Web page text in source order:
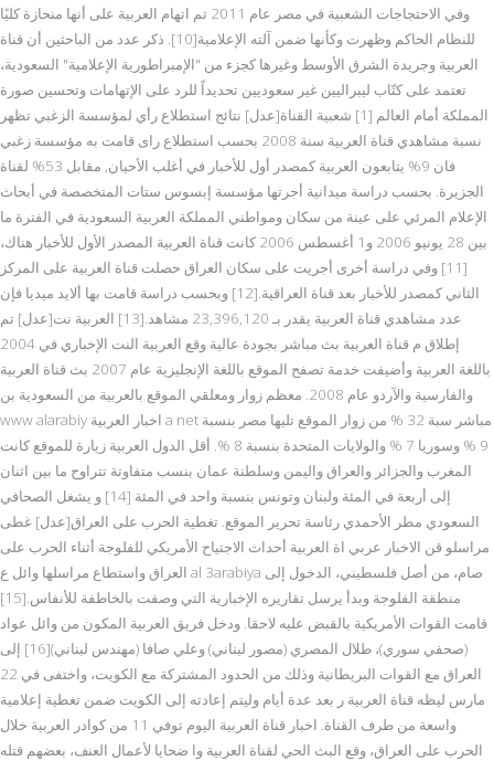
وفي الاحتجاجات الشعبية في مصر عام 2011 تم اتهام العربية على أنها منحازة كليًا
للنظام الحاكم وظهرت وكأنها ضمن آلته الإعلامية[10]. ذكر عدد من الباحثين أن قناة
العربية وجريدة الشرق الأوسط وغيرها كجزء من "الإمبراطورية الإعلامية" السعودية،
تعتمد على كتّاب ليبراليين غير سعوديين تحديداً للرد على الإتهامات وتحسين صورة
المملكة أمام العالم [1] شعبية القناة[عدل] نتائج استطلاع رأي لمؤسسة الزغبي تظهر
نسبة مشاهدي قناة العربية سنة 2008 بحسب استطلاع راى قامت به مؤسسة زغبي
فان 9% يتابعون العربية كمصدر أول للأخبار في أغلب الأحيان, مقابل 53% لقناة
الجزيرة. بحسب دراسة ميدانية أجرتها مؤسسة إبسوس ستات المتخصصة في أبحاث
الإعلام المرئي على عينة من سكان ومواطني المملكة العربية السعودية في الفترة ما
بين 28 يونيو 2006 و1 أغسطس 2006 كانت قناة العربية المصدر الأول للأخبار هناك،
[11] وفي دراسة أخرى أجريت على سكان العراق حصلت قناة العربية على المركز
الثاني كمصدر للأخبار بعد قناة العراقية.[12] وبحسب دراسة قامت بها ألايد ميديا فإن
عدد مشاهدي قناة العربية يقدر بـ 23,396,120 مشاهد.[13] العربية نت[عدل] تم
إطلاق م قناة العربية بث مباشر بجودة عالية وقع العربية النت الإخباري في 2004
باللغة العربية وأضيفت خدمة تصفح الموقع باللغة الإنجليزية عام 2007 بث قناة العربية
والفارسية والآردو عام 2008. معظم زوار ومعلقي الموقع بالعربية من السعودية بن
www alarabiy اخبار العربية a net مباشر سبة 32 % من زوار الموقع تليها مصر بنسبة
9 % وسوريا 7 % والولايات المتحدة بنسبة 8 %. أقل الدول العربية زيارة للموقع كانت
المغرب والجزائر والعراق واليمن وسلطنة عمان بنسب متفاوتة تتراوح ما بين اثنان
إلى أربعة في المئة ولبنان وتونس بنسبة واحد في المئة [14] و يشغل الصحافي
السعودي مطر الأحمدي رئاسة تحرير الموقع. تغطية الحرب على العراق[عدل] غطى
مراسلو قن الاخبار عربي اة العربية أحداث الاجتياح الأمريكي للفلوجة أثناء الحرب على
العراق واستطاع مراسلها وائل ع al 3arabiya صام، من أصل فلسطيني، الدخول إلى
منطقة الفلوجة وبدأ يرسل تقاريره الإخبارية التي وصفت بالخاطفة للأنفاس.[15]
قامت القوات الأمريكية بالقبض عليه لاحقا. ودخل فريق العربية المكون من وائل عواد
(صحفي سوري)، طلال المصري (مصور لبناني) وعلي صافا (مهندس لبناني)[16] إلى
العراق مع القوات البريطانية وذلك من الحدود المشتركة مع الكويت، واختفى في 22
مارس ليظه قناة العربية ر بعد عدة أيام وليتم إعادته إلى الكويت ضمن تغطية إعلامية
واسعة من طرف القناة. اخبار قناة العربية اليوم توفي 11 من كوادر العربية خلال
الحرب على العراق، وقع البث الحي لقناة العربية وا ضحايا لأعمال العنف، بعضهم قتله